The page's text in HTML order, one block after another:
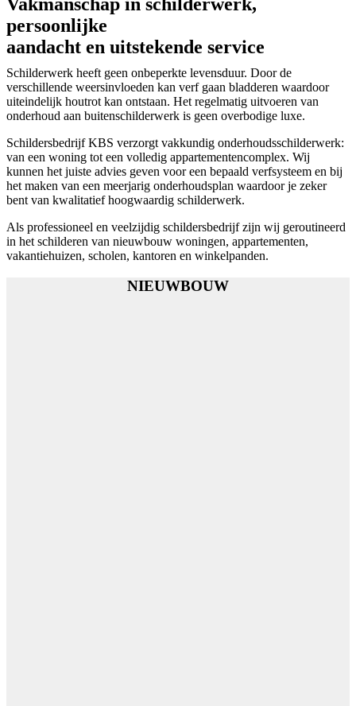
persoonlijke
aandacht en uitstekende service
Schilderwerk heeft geen onbeperkte levensduur. Door de
verschillende weersinvloeden kan verf gaan bladderen waardoor
uiteindelijk houtrot kan ontstaan. Het regelmatig uitvoeren van
onderhoud aan buitenschilderwerk is geen overbodige luxe.
Schildersbedrijf KBS verzorgt vakkundig onderhoudsschilderwerk:
van een woning tot een volledig appartementencomplex. Wij
kunnen het juiste advies geven voor een bepaald verfsysteem en bij
het maken van een meerjarig onderhoudsplan waardoor je zeker
bent van kwalitatief hoogwaardig schilderwerk.
Als professioneel en veelzijdig schildersbedrijf zijn wij geroutineerd
in het schilderen van nieuwbouw woningen, appartementen,
vakantiehuizen, scholen, kantoren en winkelpanden.
NIEUWBOUW